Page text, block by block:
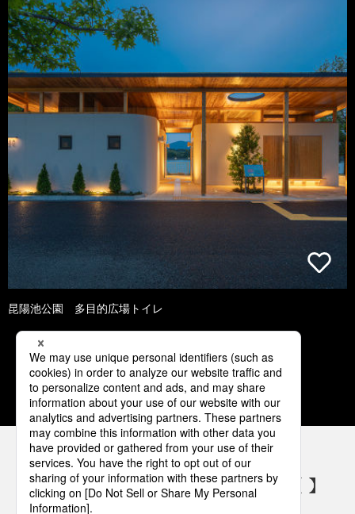
昆陽池公園 多目的広場トイレ
1 2 3 4 5
パナソニックの電気設備 SNSアカウント